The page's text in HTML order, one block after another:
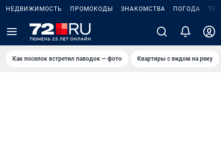
НЕДВИЖИМОСТЬ ПРОМОКОДЫ ЗНАКОМСТВА ПОГОДА
Как поселок встретил паводок — фото Квартиры с видом на реку